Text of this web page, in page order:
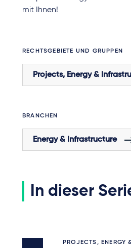
mit Ihnen!
RECHTSGEBIETE UND GRUPPEN
Projects, Energy &
BRANCHEN
Energy & Infrastructure
In dieser
PROJECTS, ENERGY